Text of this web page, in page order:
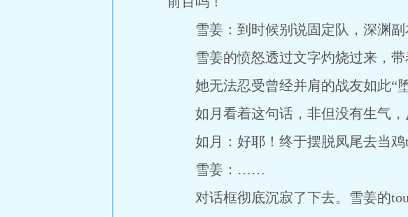
雪姜：到时候别说固定队，深渊副
雪姜的愤怒透过文字灼烧过来，带
她无法忍受曾经并肩的战友如此“堕
如月看着这句话，非但没有生气，
如月：好耶！终于摆脱凤尾去当鸡
雪姜：……
对话框彻底沉寂了下去。雪姜的